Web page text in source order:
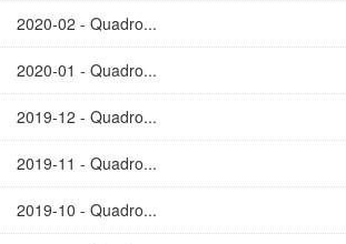
2020-02 - Quadro...
2020-01 - Quadro...
2019-12 - Quadro...
2019-11 - Quadro...
2019-10 - Quadro...